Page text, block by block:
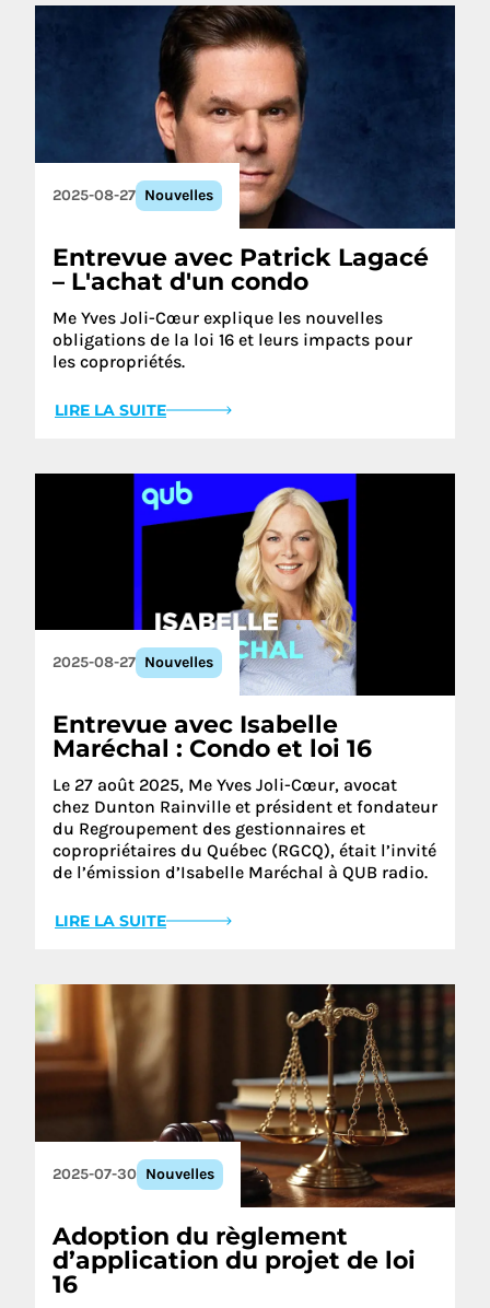
2025-08-27 Nouvelles
Entrevue avec Patrick Lagacé
– L'achat d'un condo
Me Yves Joli-Cœur explique les nouvelles
obligations de la loi 16 et leurs impacts pour
les copropriétés.
LIRE LA SUITE
2025-08-27 Nouvelles
Entrevue avec Isabelle
Maréchal : Condo et loi 16
Le 27 août 2025, Me Yves Joli-Cœur, avocat
chez Dunton Rainville et président et fondateur
du Regroupement des gestionnaires et
copropriétaires du Québec (RGCQ), était l’invité
de l’émission d’Isabelle Maréchal à QUB radio.
LIRE LA SUITE
2025-07-30 Nouvelles
Adoption du règlement
d’application du projet de loi
16